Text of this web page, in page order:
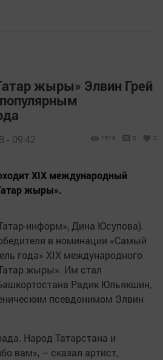
жыры» Элвин Грей
- 09:42 1518 0 0
XIX международный
жыры».
информ», Дина Юсупова).
в номинации «Самый
года» XIX международного
жыры». Им стал
Радик Юльякшин,
псевдонимом Элвин
Народ Татарстана и
вам», – сказал артист,